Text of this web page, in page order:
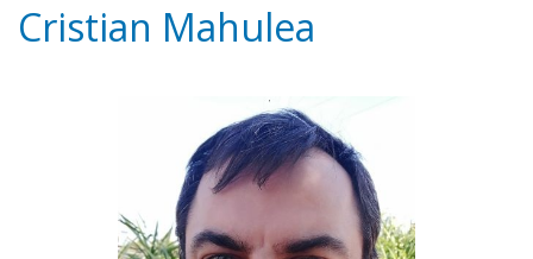
Cristian Mahulea